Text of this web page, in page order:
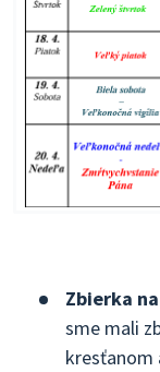
Zbierka
sme mali
kresťanom